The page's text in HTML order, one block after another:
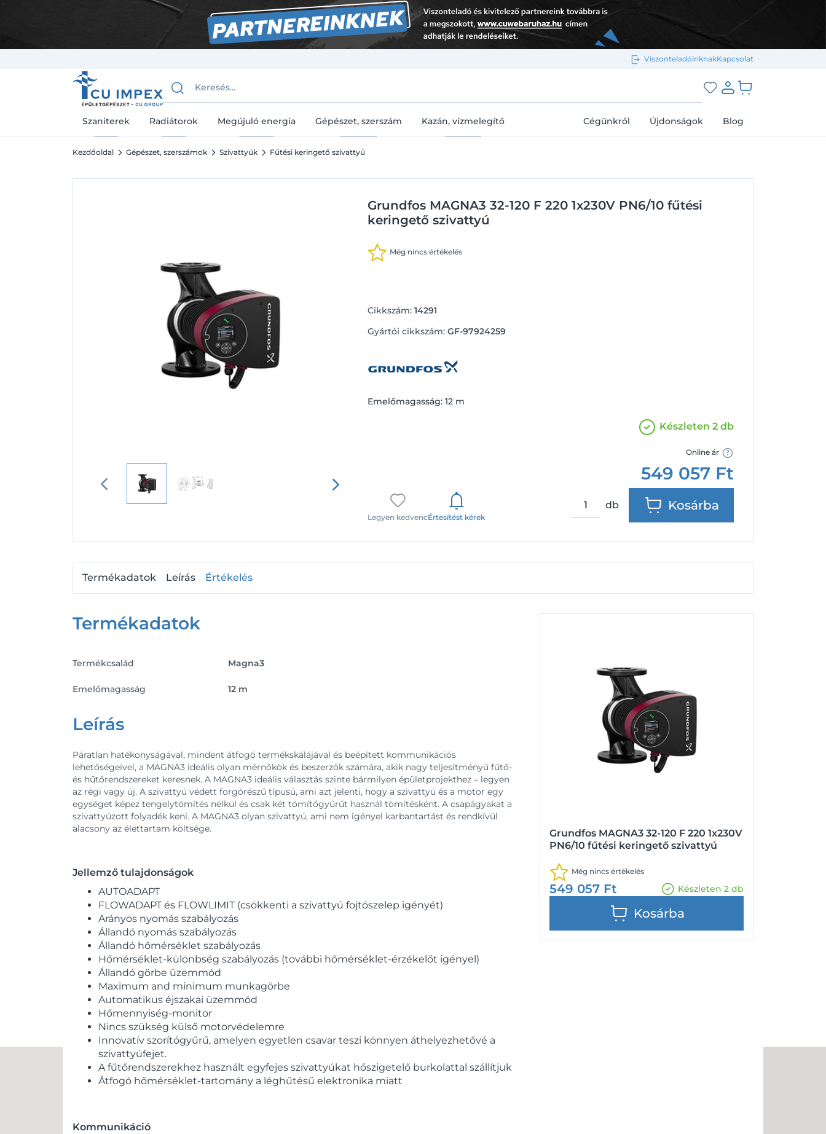
ViszonteladóinknakKapcsolat
Bejelentkezés e-mail-címmel
Szaniterek Radiátorok Megújuló energia Gépészet, szerszám Kazán, vízmelegítő Cégünkről Újdonságok Blog
Kezdőoldal Gépészet, szerszámok Szivattyúk Fűtési keringető szivattyú
Grundfos MAGNA3 32-120 F 220 1x230V PN6/10 fűtési
keringető szivattyú
Még nincs értékelés
Cikkszám: 14291
Gyártói cikkszám: GF-97924259
Emelőmagasság: 12 m
Legyen kedvencÉrtesítést kérek
Készleten 2 db
Online ár
549 057 Ft
db Kosárba
Grundfos MAGNA3 32-120 F 220 1x230V
PN6/10 fűtési keringető szivattyú
Még nincs értékelés
549 057 Ft Készleten 2 db
Kosárba
Termékadatok Leírás Értékelés
Termékadatok
Termékcsalád Magna3
Emelőmagasság 12 m
Leírás
Páratlan hatékonyságával, mindent átfogó termékskálájával és beépített kommunikációs
lehetőségeivel, a MAGNA3 ideális olyan mérnökök és beszerzők számára, akik nagy teljesítményű fűtő-
és hűtőrendszereket keresnek. A MAGNA3 ideális választás szinte bármilyen épületprojekthez – legyen
az régi vagy új. A szivattyú védett forgórészű típusú, ami azt jelenti, hogy a szivattyú és a motor egy
egységet képez tengelytömítés nélkül és csak két tömítőgyűrűt használ tömítésként. A csapágyakat a
szivattyúzott folyadék keni. A MAGNA3 olyan szivattyú, ami nem igényel karbantartást és rendkívül
alacsony az élettartam költsége.
Jellemző tulajdonságok
AUTOADAPT
FLOWADAPT és FLOWLIMIT (csökkenti a szivattyú fojtószelep igényét)
Arányos nyomás szabályozás
Állandó nyomás szabályozás
Állandó hőmérséklet szabályozás
Hőmérséklet-különbség szabályozás (további hőmérséklet-érzékelőt igényel)
Állandó görbe üzemmód
Maximum and minimum munkagörbe
Automatikus éjszakai üzemmód
Hőmennyiség-monitor
Nincs szükség külső motorvédelemre
Innovatív szorítógyűrű, amelyen egyetlen csavar teszi könnyen áthelyezhetővé a
szivattyúfejet.
A fűtőrendszerekhez használt egyfejes szivattyúkat hőszigetelő burkolattal szállítjuk
Átfogó hőmérséklet-tartomány a léghűtésű elektronika miatt
Kommunikáció